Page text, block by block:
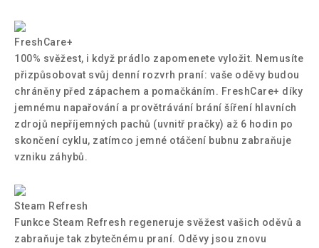
FreshCare+
100% svěžest, i když prádlo zapomenete vyložit. Nemusíte
přizpůsobovat svůj denní rozvrh praní: vaše oděvy budou
chráněny před zápachem a pomačkáním. FreshCare+ díky
jemnému napařování a provětrávání brání šíření hlavních
zdrojů nepříjemných pachů (uvnitř pračky) až 6 hodin po
skončení cyklu, zatímco jemné otáčení bubnu zabraňuje
vzniku záhybů.
Steam Refresh
Funkce Steam Refresh regeneruje svěžest vašich oděvů a
zabraňuje tak zbytečnému praní. Oděvy jsou znovu